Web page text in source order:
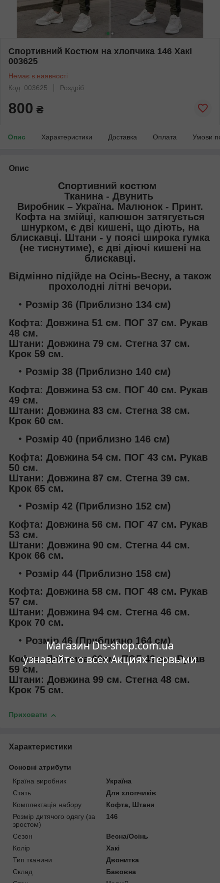
Магазин Dis-shop.com.ua
узнавайте о всех Акциях первыми
Спортивний Костюм на хлопчика 146 Хакі
003625
Немає в наявності
Код: 003625
Роздріб
800 ₴
Опис Характеристики Доставка Оплата Умови
Опис
Спортивний костюм
Тканина - Двунить
Виробник – Україна. Малюнок - Принт.
Кофта на змійці, капюшон затягується
шнурком, є дві кишені, що діють, на
блискавці. Штани - у поясі широка гумка
(не тиснутиме), є дві діючі кишені на
блискавці.
Відмінно підійде на Осінь-Весну, а також
прохолодні літні вечори.
Розмір 36 (Приблизно 134 см)
Кофта: Довжина 51 см. ПОГ 37 см. Рукав
48 см.
Штани: Довжина 79 см. Стегна 37 см.
Крок 59 см.
Розмір 38 (Приблизно 140 см)
Кофта: Довжина 53 см. ПОГ 40 см. Рукав
49 см.
Штани: Довжина 83 см. Стегна 38 см.
Крок 60 см.
Розмір 40 (приблизно 146 см)
Кофта: Довжина 54 см. ПОГ 43 см. Рукав
50 см.
Штани: Довжина 87 см. Стегна 39 см.
Крок 65 см.
Розмір 42 (Приблизно 152 см)
Кофта: Довжина 56 см. ПОГ 47 см. Рукав
53 см.
Штани: Довжина 90 см. Стегна 44 см.
Крок 66 см.
Розмір 44 (Приблизно 158 см)
Кофта: Довжина 58 см. ПОГ 48 см. Рукав
57 см.
Штани: Довжина 94 см. Стегна 46 см.
Крок 70 см.
Розмір 46 (Приблизно 164 см)
Кофта: Довжина 60см. ПОГ 49 см. Рукав
59 см.
Штани: Довжина 99 см. Стегна 48 см.
Крок 75 см.
Приховати
Характеристики
Основні атрибути
Країна виробник
Україна
Стать
Для хлопчиків
Комплектація набору
Кофта, Штани
Розмір дитячого одягу (за
зростом)
146
Сезон
Весна/Осінь
Колір
Хакі
Тип тканини
Двонитка
Склад
Бавовна